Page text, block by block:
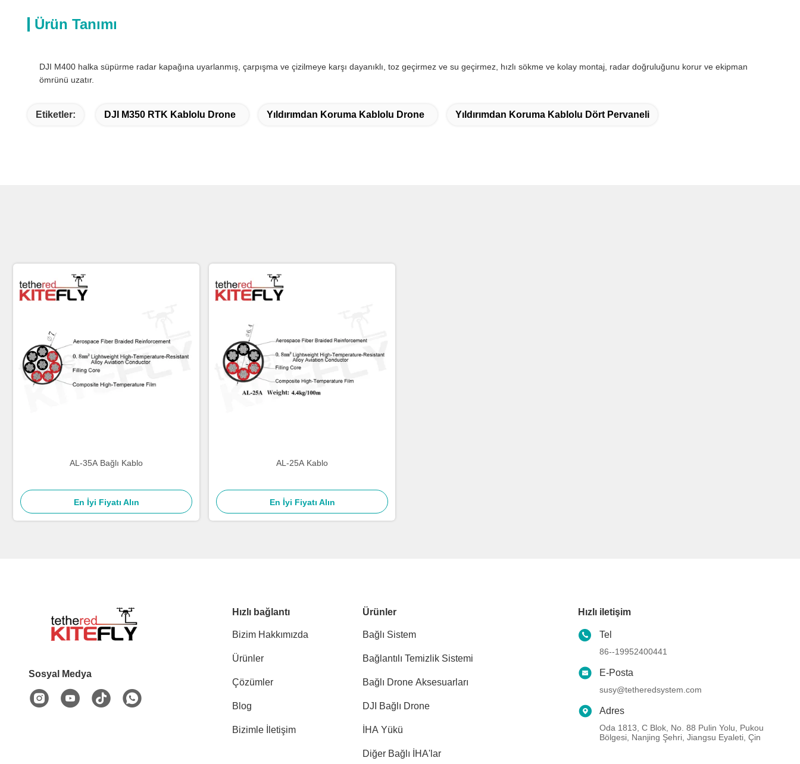
Ürün Tanımı
DJI M400 halka süpürme radar kapağına uyarlanmış, çarpışma ve çizilmeye karşı dayanıklı, toz geçirmez ve su geçirmez, hızlı sökme ve kolay montaj, radar doğruluğunu korur ve ekipman
ömrünü uzatır.
Etiketler: DJI M350 RTK Kablolu Drone Yıldırımdan Koruma Kablolu Drone Yıldırımdan Koruma Kablolu Dört Pervaneli
AL-35A Bağlı Kablo
En İyi Fiyatı Alın
AL-25A Kablo
En İyi Fiyatı Alın
Sosyal Medya
Hızlı bağlantı
Bizim Hakkımızda
Ürünler
Çözümler
Blog
Bizimle İletişim
Ürünler
Bağlı Sistem
Bağlantılı Temizlik Sistemi
Bağlı Drone Aksesuarları
DJI Bağlı Drone
İHA Yükü
Diğer Bağlı İHA'lar
Hızlı iletişim
Tel
86--19952400441
E-Posta
susy@tetheredsystem.com
Adres
Oda 1813, C Blok, No. 88 Pulin Yolu, Pukou
Bölgesi, Nanjing Şehri, Jiangsu Eyaleti, Çin